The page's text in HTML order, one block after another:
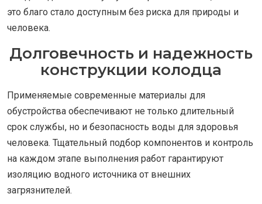
это благо стало доступным без риска для природы и
человека.
Долговечность и надежность
конструкции колодца
Применяемые современные материалы для
обустройства обеспечивают не только длительный
срок службы, но и безопасность воды для здоровья
человека. Тщательный подбор компонентов и контроль
на каждом этапе выполнения работ гарантируют
изоляцию водного источника от внешних
загрязнителей.